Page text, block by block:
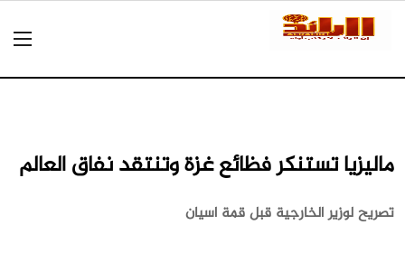
ماليزيا تستنكر فظائع غزة وتنتقد نفاق العالم
تصريح لوزير الخارجية قبل قمة اسيان